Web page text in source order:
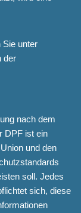
Sie unter
der
nach dem
DPF ist ein
und den
soll. Jedes
sich, diese